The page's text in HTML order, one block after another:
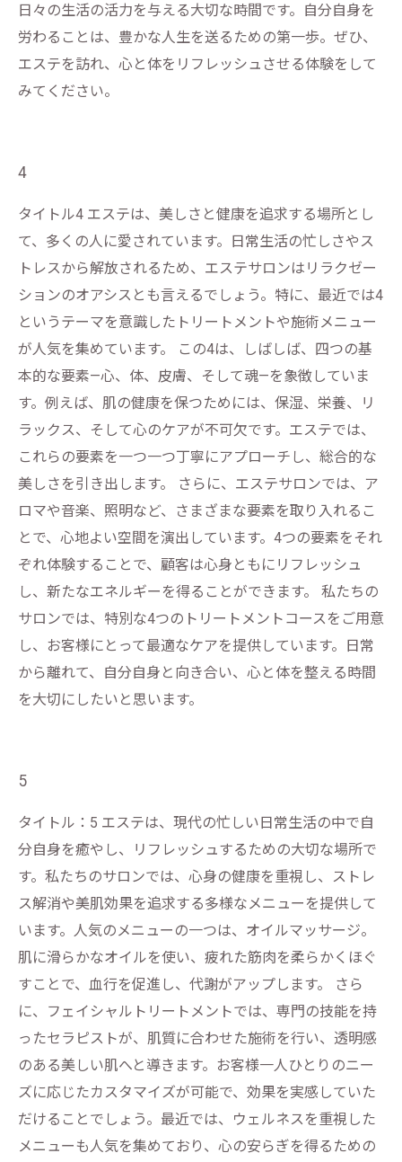
日々の生活の活力を与える大切な時間です。自分自身を
労わることは、豊かな人生を送るための第一歩。ぜひ、
エステを訪れ、心と体をリフレッシュさせる体験をして
みてください。
4
タイトル4 エステは、美しさと健康を追求する場所とし
て、多くの人に愛されています。日常生活の忙しさやス
トレスから解放されるため、エステサロンはリラクゼー
ションのオアシスとも言えるでしょう。特に、最近では4
というテーマを意識したトリートメントや施術メニュー
が人気を集めています。 この4は、しばしば、四つの基
本的な要素—心、体、皮膚、そして魂—を象徴していま
す。例えば、肌の健康を保つためには、保湿、栄養、リ
ラックス、そして心のケアが不可欠です。エステでは、
これらの要素を一つ一つ丁寧にアプローチし、総合的な
美しさを引き出します。 さらに、エステサロンでは、ア
ロマや音楽、照明など、さまざまな要素を取り入れるこ
とで、心地よい空間を演出しています。4つの要素をそれ
ぞれ体験することで、顧客は心身ともにリフレッシュ
し、新たなエネルギーを得ることができます。 私たちの
サロンでは、特別な4つのトリートメントコースをご用意
し、お客様にとって最適なケアを提供しています。日常
から離れて、自分自身と向き合い、心と体を整える時間
を大切にしたいと思います。
5
タイトル：5 エステは、現代の忙しい日常生活の中で自
分自身を癒やし、リフレッシュするための大切な場所で
す。私たちのサロンでは、心身の健康を重視し、ストレ
ス解消や美肌効果を追求する多様なメニューを提供して
います。人気のメニューの一つは、オイルマッサージ。
肌に滑らかなオイルを使い、疲れた筋肉を柔らかくほぐ
すことで、血行を促進し、代謝がアップします。 さら
に、フェイシャルトリートメントでは、専門の技能を持
ったセラピストが、肌質に合わせた施術を行い、透明感
のある美しい肌へと導きます。お客様一人ひとりのニー
ズに応じたカスタマイズが可能で、効果を実感していた
だけることでしょう。最近では、ウェルネスを重視した
メニューも人気を集めており、心の安らぎを得るための